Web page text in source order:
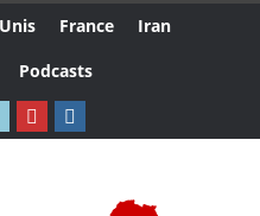
France
Iran
Podcasts